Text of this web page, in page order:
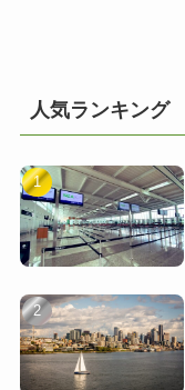
人気ランキング